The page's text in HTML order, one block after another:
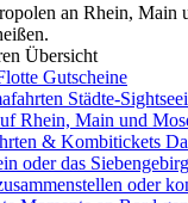
an Rhein, Main
Übersicht
Gutscheine
Städte-
Rhein, Main und
& Kombitickets
oder das
oder